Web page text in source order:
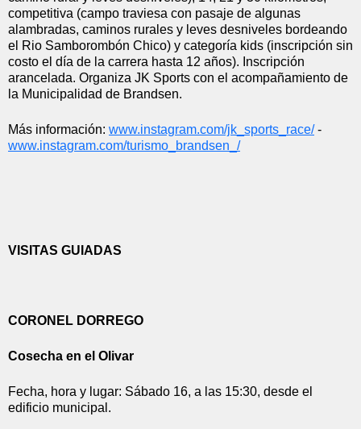
competitiva (campo traviesa con pasaje de algunas
alambradas, caminos rurales y leves desniveles bordeando
el Rio Samborombón Chico) y categoría kids (inscripción sin
costo el día de la carrera hasta 12 años). Inscripción
arancelada. Organiza JK Sports con el acompañamiento de
la Municipalidad de Brandsen.
Más información: www.instagram.com/jk_sports_ race/
www.instagram.com/turismo_
brandsen_/
VISITAS GUIADAS
CORONEL DORREGO
Cosecha en el Olivar
Fecha, hora y lugar: Sábado 16, a las 15:30, desde el
edificio municipal.